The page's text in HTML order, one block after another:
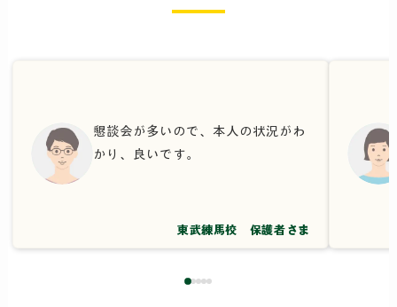
懇談会が多いので、本人の状況がわ
かり、良いです。
東武練馬校 保護者さま